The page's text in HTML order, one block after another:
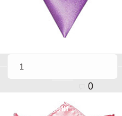
0
Популярний